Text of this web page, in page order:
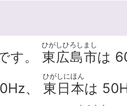
す。 東広島市
ひがしひろしまし
は
、 東日本
ひがしにほん
は